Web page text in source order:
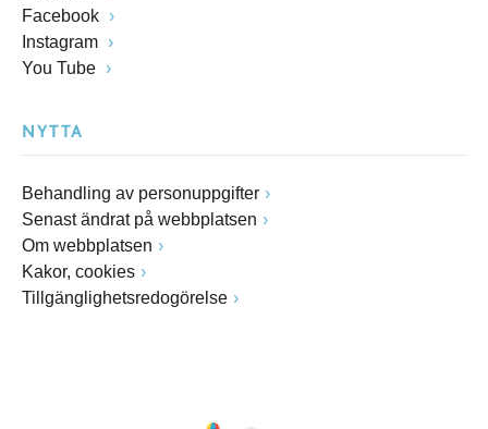
Facebook
Instagram
You Tube
NYTTA
Behandling av personuppgifter
Senast ändrat på webbplatsen
Om webbplatsen
Kakor, cookies
Tillgänglighetsredogörelse